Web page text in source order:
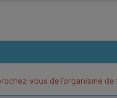
vous de l’organisme de